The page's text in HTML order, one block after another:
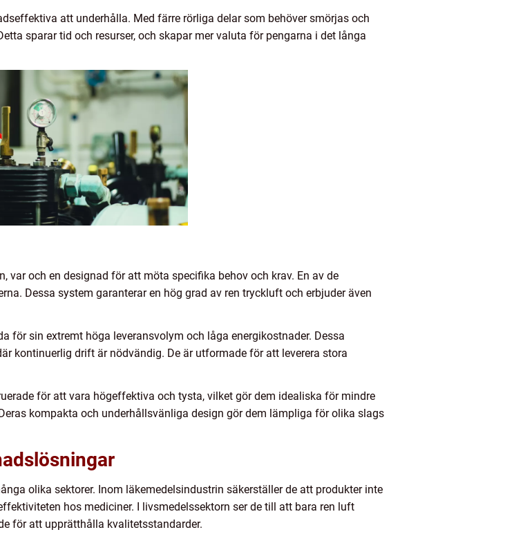
att underhålla. Med färre rörliga delar som behöver smörjas och
sparar tid och resurser, och skapar mer valuta för pengarna i det långa
var och en designad för att möta specifika behov och krav. En av de
Dessa system garanterar en hög grad av ren tryckluft och erbjuder även
för sin extremt höga leveransvolym och låga energikostnader. Dessa
kontinuerlig drift är nödvändig. De är utformade för att leverera stora
för att vara högeffektiva och tysta, vilket gör dem idealiska för mindre
kompakta och underhållsvänliga design gör dem lämpliga för olika slags
olika sektorer. Inom läkemedelsindustrin säkerställer de att produkter inte
hos mediciner. I livsmedelssektorn ser de till att bara ren luft
för att upprätthålla kvalitetsstandarder.